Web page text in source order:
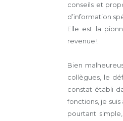
conseils et
d’information
Elle est la
revenue !
Bien
collègues, le
constat établi
fonctions, je
pourtant